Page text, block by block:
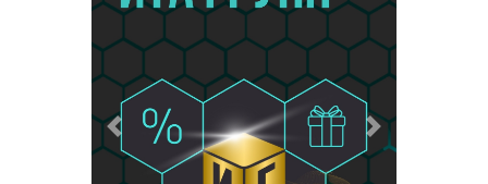
Предыдущий Следующий